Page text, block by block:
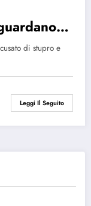
nega la
di stupro e
Leggi Il Seguito